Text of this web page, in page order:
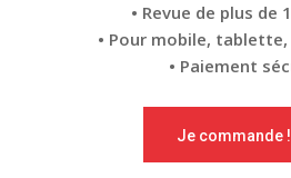
• Revue de plus de
• Pour mobile,
• Paiement
Je commande !